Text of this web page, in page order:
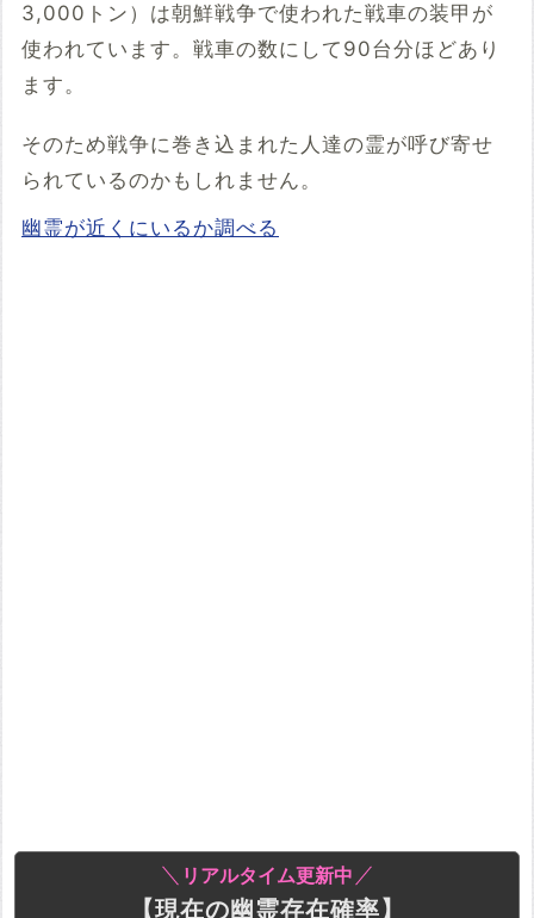
3,000トン）は朝鮮戦争で使われた戦車の装甲が
使われています。戦車の数にして90台分ほどあり
ます。
そのため戦争に巻き込まれた人達の霊が呼び寄せ
られているのかもしれません。
幽霊が近くにいるか調べる
リアルタイム更新中
【現在の幽霊存在確率】